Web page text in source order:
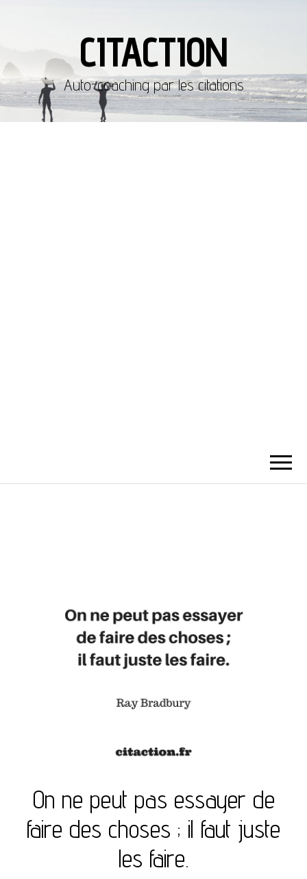
CITACTION
Auto-coaching par les citations
On ne peut pas essayer de
faire des choses ; il faut juste
les faire.